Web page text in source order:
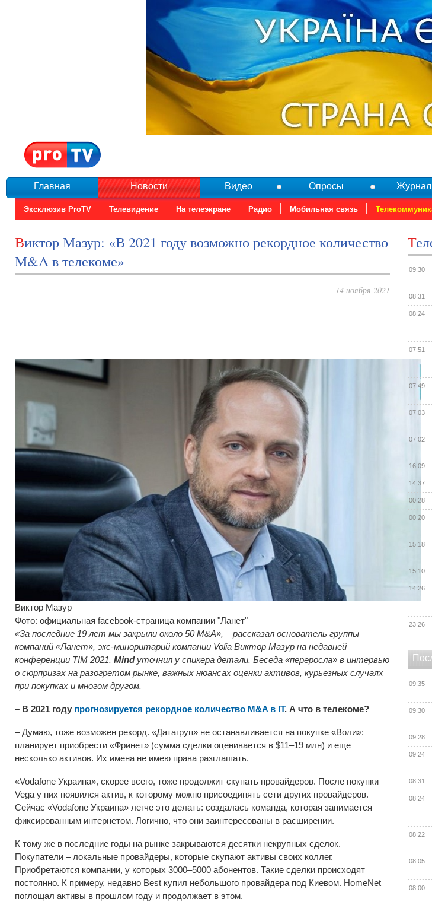
Главная Новости
Эксклюзив ProTV Телевидение На телеэкране Радио Мобильная связь
Видео Опросы Журнал
Виктор Мазур: «В 2021 году возможно рекордное количество
M&A в телекоме»
14 ноября 2021
Виктор Мазур
Фото: официальная facebook-страница компании "Ланет"
«За последние 19 лет мы закрыли около 50 M&A», – рассказал основатель группы
компаний «Ланет», экс-миноритарий компании Volia Виктор Мазур на недавней
конференции TIM 2021. Mindуточнил у спикера детали. Беседа «переросла» в интервью
о сюрпризах на разогретом рынке, важных нюансах оценки активов, курьезных случаях
при покупках и многом другом.
– В 2021 году прогнозируется рекордное количество M&A в IT. А что в телекоме?
– Думаю, тоже возможен рекорд. «Датагруп» не останавливается на покупке «Воли»:
планирует приобрести «Фринет» (сумма сделки оценивается в $11–19 млн) и еще
несколько активов. Их имена не имею права разглашать.
«Vodafone Украина», скорее всего, тоже продолжит скупать провайдеров. После покупки
Vega у них появился актив, к которому можно присоединять сети других провайдеров.
Сейчас «Vodafone Украина» легче это делать: создалась команда, которая занимается
фиксированным интернетом. Логично, что они заинтересованы в расширении.
К тому же в последние годы на рынке закрываются десятки некрупных сделок.
Покупатели – локальные провайдеры, которые скупают активы своих коллег.
Приобретаются компании, у которых 3000–5000 абонентов. Такие сделки происходят
постоянно. К примеру, недавно Best купил небольшого провайдера под Киевом. HomeNet
поглощал активы в прошлом году и продолжает в этом.
09:30
08:31
08:24
07:51
07:49
07:03
07:02
16:09
14:37
00:28
00:20
15:18
15:10
14:26
23:26
09:35
09:30
09:28
09:24
08:31
08:24
08:22
08:05
08:00